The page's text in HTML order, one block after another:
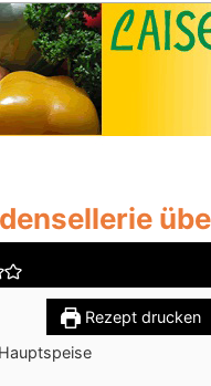
Rezept drucken
Hauptspeise